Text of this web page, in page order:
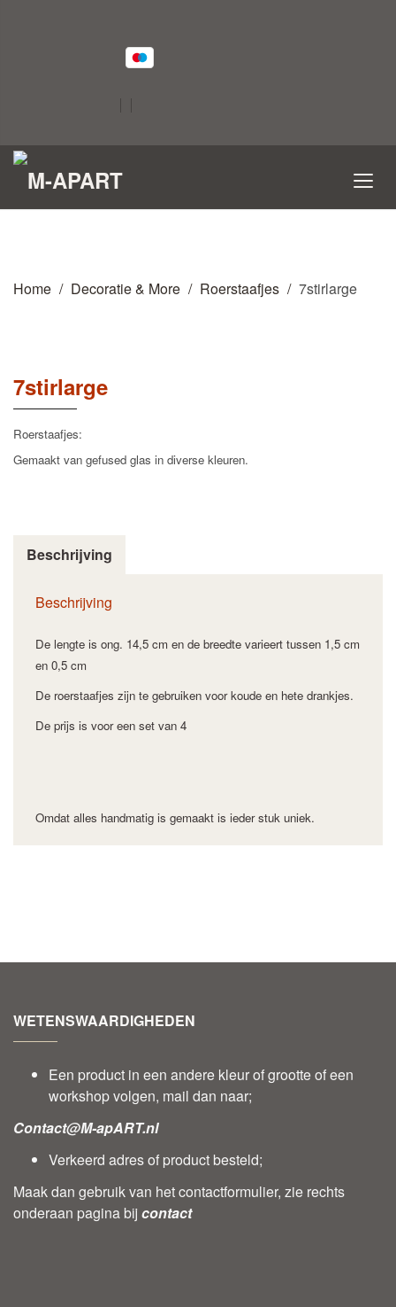
Home Decoratie & More Roerstaafjes 7stirlarge
7stirlarge
Roerstaafjes:
Gemaakt van gefused glas in diverse kleuren.
Beschrijving
Beschrijving
De lengte is ong. 14,5 cm en de breedte varieert tussen 1,5 cm
en 0,5 cm
De roerstaafjes zijn te gebruiken voor koude en hete drankjes.
De prijs is voor een set van 4
Omdat alles handmatig is gemaakt is ieder stuk uniek.
WETENSWAARDIGHEDEN
Een product in een andere kleur of grootte of een
workshop volgen, mail dan naar;
Contact@M-apART.nl
Verkeerd adres of product besteld;
Maak dan gebruik van het contactformulier, zie rechts
onderaan pagina bij contact